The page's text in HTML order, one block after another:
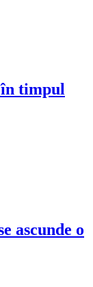
în timpul
ascunde o